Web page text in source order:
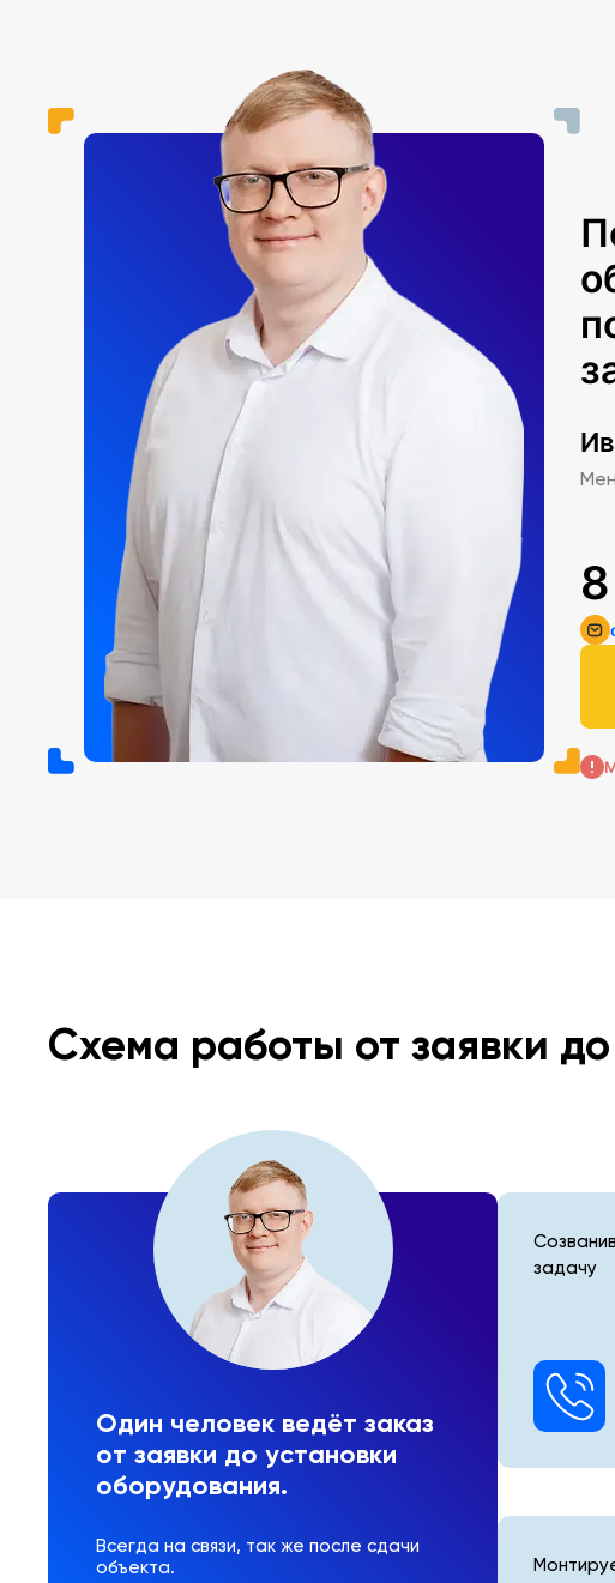
Схема работы от заявки
Один человек ведёт заказ
от заявки до установки
оборудования.
Всегда на связи, так же после сдачи
объекта.
задачу